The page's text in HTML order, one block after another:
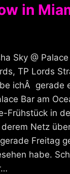
in
Sky @
TP Lords
ichÂ gerade
Bar am
Frühstück in
Netz
Freitag
habe.